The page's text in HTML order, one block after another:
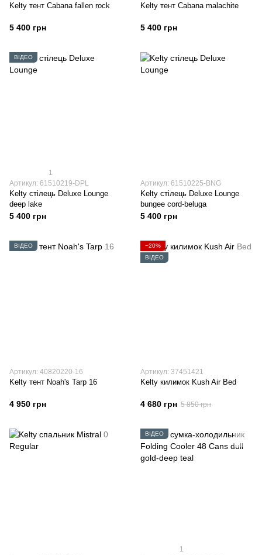
Kelty тент Cabana fallen rock
5 400 грн
Kelty тент Cabana malachite
5 400 грн
ВІДЕО
1
Артикул: 61510219-DPL
Kelty стілець Deluxe Lounge
deep lake
5 400 грн
Артикул: 61510225-BNG
Kelty стілець Deluxe Lounge
bungee cord-beluga
5 400 грн
ВІДЕО
Артикул: 40820220-16
Kelty тент Noah's Tarp 16
4 950 грн
−20%
ВІДЕО
Артикул: 37451421
Kelty килимок Kush Air Bed
4 680 грн 5 850 грн
ВІДЕО
1